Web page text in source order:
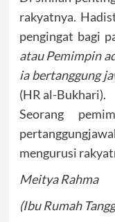
rakyatnya.
pengingat bagi
atau Pemimpin
ia bertanggung
(HR al-Bukhari).
Seorang
mengurusi
Meitya Rahma
(Ibu Rumah